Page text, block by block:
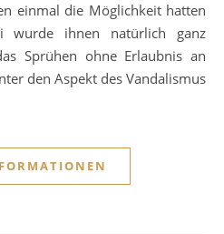
einmal die Möglichkeit hatten
wurde ihnen natürlich ganz
Sprühen ohne Erlaubnis an
den Aspekt des Vandalismus